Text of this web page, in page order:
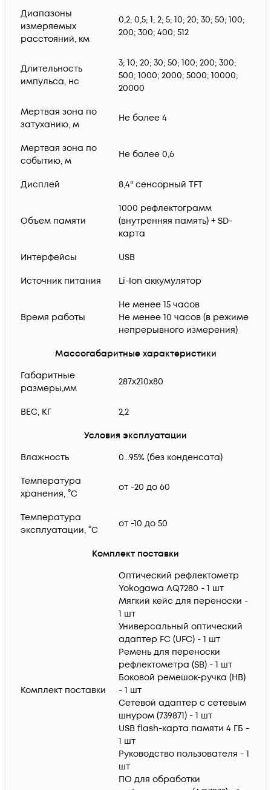
Диапазоны
измеряемых
расстояний, км
0,2; 0,5; 1; 2; 5; 10; 20; 30; 50; 100;
200; 300; 400; 512
Длительность
импульса, нс
3; 10; 20; 30; 50; 100; 200; 300;
500; 1000; 2000; 5000; 10000;
20000
Мертвая зона по
затуханию, м
Не более 4
Мертвая зона по
событию, м
Не более 0,6
Дисплей 8,4" сенсорный TFT
Объем памяти
1000 рефлектограмм
(внутренняя память) + SD-
карта
Интерфейсы USB
Источник питания Li-Ion аккумулятор
Время работы
Не менее 15 часов
Не менее 10 часов (в режиме
непрерывного измерения)
Массогабаритные характеристики
Габаритные
размеры,мм
287х210х80
ВЕС, КГ 2,2
Условия эксплуатации
Влажность
0...95% (без конденсата)
Температура
хранения, °C
от -20 до 60
Температура
эксплуатации, °C
от -10 до 50
Комплект поставки
Комплект поставки
Оптический рефлектометр
Yokogawa AQ7280 - 1 шт
Мягкий кейс для переноски -
1 шт
Универсальный оптический
адаптер FC (UFC) - 1 шт
Ремень для переноски
рефлектометра (SB) - 1 шт
Боковой ремешок-ручка (HB)
- 1 шт
Сетевой адаптер с сетевым
шнуром (739871) - 1 шт
USB flash-карта памяти 4 ГБ -
1 шт
Руководство пользователя - 1
шт
ПО для обработки